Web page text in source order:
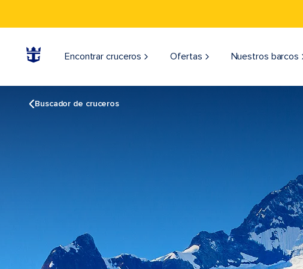
Encontrar cruceros Ofertas Nuestros barcos
Buscador de cruceros